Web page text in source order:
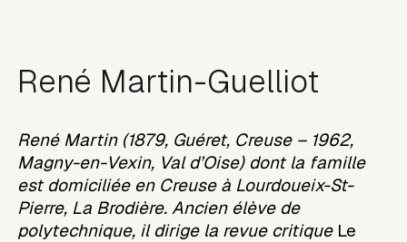
René Martin-Guelliot
René Martin (1879, Guéret, Creuse – 1962,
Magny-en-Vexin, Val d’Oise) dont la famille
est domiciliée en Creuse à Lourdoueix-St-
Pierre, La Brodière. Ancien élève de
polytechnique, il dirige la revue critiqueLe